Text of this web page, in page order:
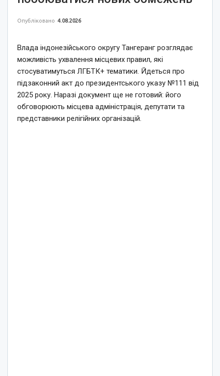
Опубліковано 4.08.2026
Влада індонезійського округу Тангеранг розглядає
можливість ухвалення місцевих правил, які
стосуватимуться ЛГБТК+ тематики. Йдеться про
підзаконний акт до президентського указу №111 від
2025 року. Наразі документ ще не готовий: його
обговорюють місцева адміністрація, депутати та
представники релігійних організацій.